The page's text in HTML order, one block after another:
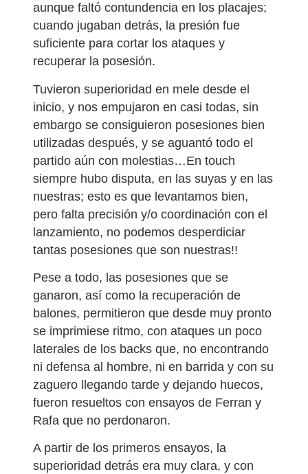
aunque faltó contundencia en los placajes;
cuando jugaban detrás, la presión fue
suficiente para cortar los ataques y
recuperar la posesión.
Tuvieron superioridad en mele desde el
inicio, y nos empujaron en casi todas, sin
embargo se consiguieron posesiones bien
utilizadas después, y se aguantó todo el
partido aún con molestias…En touch
siempre hubo disputa, en las suyas y en las
nuestras; esto es que levantamos bien,
pero falta precisión y/o coordinación con el
lanzamiento, no podemos desperdiciar
tantas posesiones que son nuestras!!
Pese a todo, las posesiones que se
ganaron, así como la recuperación de
balones, permitieron que desde muy pronto
se imprimiese ritmo, con ataques un poco
laterales de los backs que, no encontrando
ni defensa al hombre, ni en barrida y con su
zaguero llegando tarde y dejando huecos,
fueron resueltos con ensayos de Ferran y
Rafa que no perdonaron.
A partir de los primeros ensayos, la
superioridad detrás era muy clara, y con